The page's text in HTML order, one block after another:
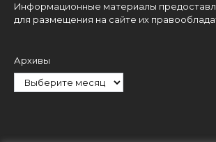
Информационные материалы
для размещения на сайте их
Архивы